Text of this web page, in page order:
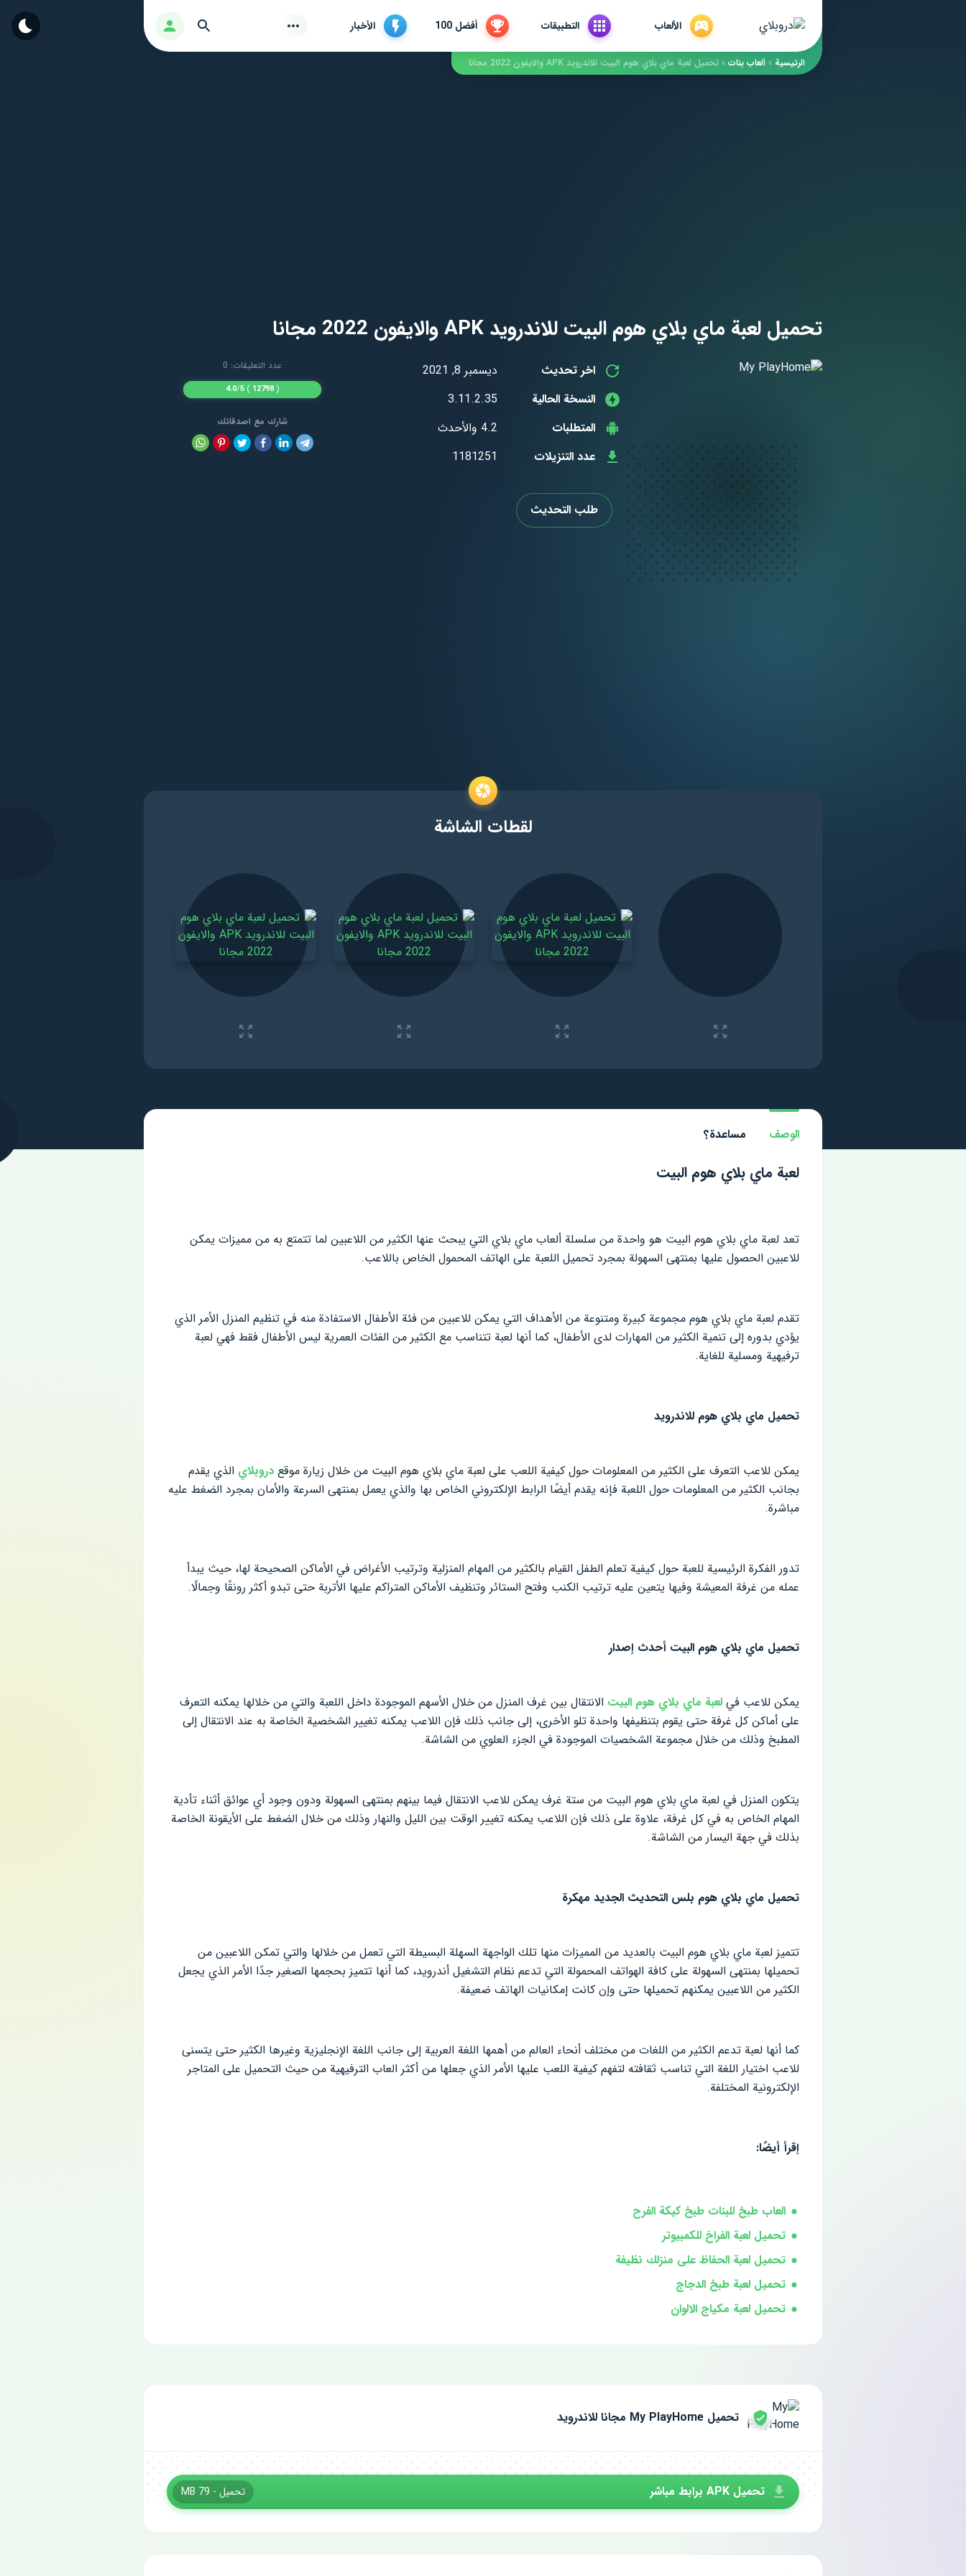
الألعاب التطبيقات أفضل 100 الأخبار تسجيل الدخول بحث
الرئيسية » ألعاب بنات » تحميل لعبة ماي بلاي هوم البيت للاندرويد APK والايفون 2022 مجانا
تحميل لعبة ماي بلاي هوم البيت للاندرويد APK والايفون 2022 مجانا
اخر تحديث
ديسمبر 8, 2021
النسخة الحالية
3.11.2.35
المتطلبات
4.2 والأحدث
عدد التنزيلات
1181251
عدد التعليقات: 0
(
12798
)
4.0/5
شارك مع اصدقائك
طلب التحديث
لقطات الشاشة
الوصف مساعدة؟
لعبة ماي بلاي هوم البيت
تعد لعبة ماي بلاي هوم البيت هو واحدة من سلسلة ألعاب ماي بلاي التي يبحث عنها الكثير من اللاعبين لما تتمتع به من مميزات يمكن
للاعبين الحصول عليها بمنتهى السهولة بمجرد تحميل اللعبة على الهاتف المحمول الخاص باللاعب.
تقدم لعبة ماي بلاي هوم مجموعة كبيرة ومتنوعة من الأهداف التي يمكن للاعبين من فئة الأطفال الاستفادة منه في تنظيم المنزل الأمر الذي
يؤدي بدوره إلى تنمية الكثير من المهارات لدى الأطفال، كما أنها لعبة تتناسب مع الكثير من الفئات العمرية ليس الأطفال فقط فهي لعبة
ترفيهية ومسلية للغاية.
تحميل ماي بلاي هوم للاندرويد
يمكن للاعب التعرف على الكثير من المعلومات حول كيفية اللعب على لعبة ماي بلاي هوم البيت من خلال زيارة موقع دروبلاي الذي يقدم
بجانب الكثير من المعلومات حول اللعبة فإنه يقدم أيضًا الرابط الإلكتروني الخاص بها والذي يعمل بمنتهى السرعة والأمان بمجرد الضغط عليه
مباشرة.
تدور الفكرة الرئيسية للعبة حول كيفية تعلم الطفل القيام بالكثير من المهام المنزلية وترتيب الأغراض في الأماكن الصحيحة لها، حيث يبدأ
عمله من غرفة المعيشة وفيها يتعين عليه ترتيب الكنب وفتح الستائر وتنظيف الأماكن المتراكم عليها الأتربة حتى تبدو أكثر رونقًا وجمالًا.
تحميل ماي بلاي هوم البيت أحدث إصدار
يمكن للاعب في لعبة ماي بلاي هوم البيت الانتقال بين غرف المنزل من خلال الأسهم الموجودة داخل اللعبة والتي من خلالها يمكنه التعرف
على أماكن كل غرفة حتى يقوم بتنظيفها واحدة تلو الأخرى، إلى جانب ذلك فإن اللاعب يمكنه تغيير الشخصية الخاصة به عند الانتقال إلى
المطبخ وذلك من خلال مجموعة الشخصيات الموجودة في الجزء العلوي من الشاشة.
يتكون المنزل في لعبة ماي بلاي هوم البيت من ستة غرف يمكن للاعب الانتقال فيما بينهم بمنتهى السهولة ودون وجود أي عوائق أثناء تأدية
المهام الخاص به في كل غرفة، علاوة على ذلك فإن اللاعب يمكنه تغيير الوقت بين الليل والنهار وذلك من خلال الضغط على الأيقونة الخاصة
بذلك في جهة اليسار من الشاشة.
تحميل ماي بلاي هوم بلس التحديث الجديد مهكرة
تتميز لعبة ماي بلاي هوم البيت بالعديد من المميزات منها تلك الواجهة السهلة البسيطة التي تعمل من خلالها والتي تمكن اللاعبين من
تحميلها بمنتهى السهولة على كافة الهواتف المحمولة التي تدعم نظام التشغيل أندرويد، كما أنها تتميز بحجمها الصغير جدًا الأمر الذي يجعل
الكثير من اللاعبين يمكنهم تحميلها حتى وإن كانت إمكانيات الهاتف ضعيفة.
كما أنها لعبة تدعم الكثير من اللغات من مختلف أنحاء العالم من أهمها اللغة العربية إلى جانب اللغة الإنجليزية وغيرها الكثير حتى يتسنى
للاعب اختيار اللغة التي تناسب ثقافته لتفهم كيفية اللعب عليها الأمر الذي جعلها من أكثر العاب الترفيهية من حيث التحميل على المتاجر
الإلكترونية المختلفة.
إقرأ أيضًا:
العاب طبخ للبنات طبخ كيكة الفرح
تحميل لعبة الفراخ للكمبيوتر
تحميل لعبة الحفاظ على منزلك نظيفة
تحميل لعبة طبخ الدجاج
تحميل لعبة مكياج الالوان
تحميل My PlayHome مجانا للاندرويد
تحميل APK برابط مباشر تحميل - 79 MB